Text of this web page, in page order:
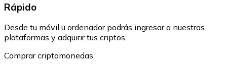
Rápido
Desde tu móvil u ordenador podrás ingresar a nuestras
plataformas y adquirir tus criptos.
Comprar criptomonedas